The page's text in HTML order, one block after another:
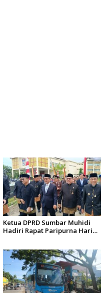
Ketua DPRD Sumbar Muhidi
Hadiri Rapat Paripurna Hari